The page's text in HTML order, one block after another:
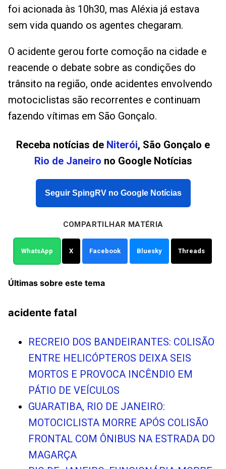
foi acionada às 10h30, mas Aléxia já estava
sem vida quando os agentes chegaram.
O acidente gerou forte comoção na cidade e
reacende o debate sobre as condições do
trânsito na região, onde acidentes envolvendo
motociclistas são recorrentes e continuam
fazendo vítimas em São Gonçalo.
Receba notícias de Niterói, São Gonçalo e
Rio de Janeiro no Google Notícias
Seguir SpingRV no Google Notícias
COMPARTILHAR MATÉRIA
WhatsApp X Facebook Bluesky Threads
Últimas sobre este tema
acidente fatal
RECREIO DOS BANDEIRANTES: COLISÃO
ENTRE HELICÓPTEROS DEIXA SEIS
MORTOS E PROVOCA INCÊNDIO EM
PÁTIO DE VEÍCULOS
GUARATIBA, RIO DE JANEIRO:
MOTOCICLISTA MORRE APÓS COLISÃO
FRONTAL COM ÔNIBUS NA ESTRADA DO
MAGARÇA